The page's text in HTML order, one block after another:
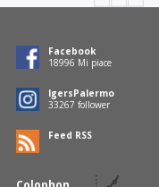
Facebook
19451 Mi piace
IgersPalermo
34066 follower
Feed RSS